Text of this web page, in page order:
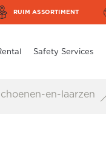
RUIM ASSORTIMENT
Safety Services
en-laarzen